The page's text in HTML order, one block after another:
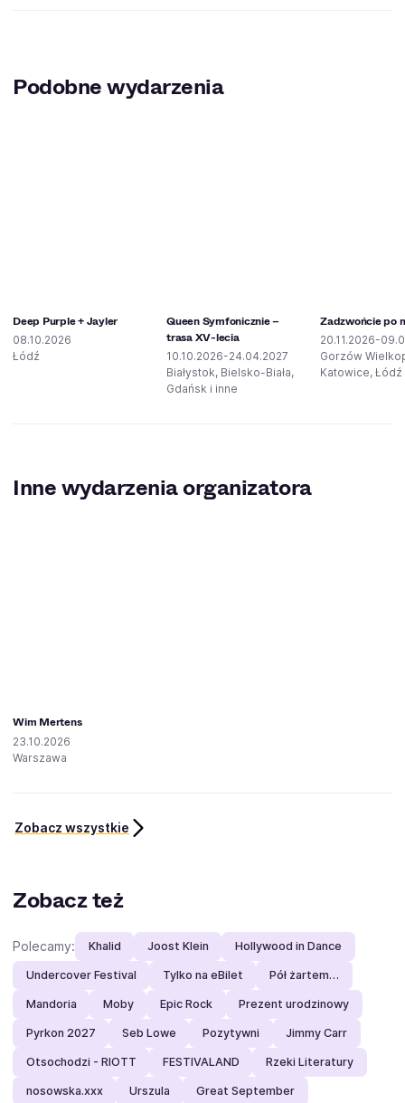
Podobne wydarzenia
Deep Purple + Jayler
08.10.2026
Łódź
Queen Symfonicznie –
trasa XV-lecia
10.10.2026-24.04.2027
Białystok, Bielsko-Biała,
Gdańsk i inne
Zadzwońcie po
20.11.2026-
Gorzów
Katowice, Łódź
Inne wydarzenia organizatora
Wim Mertens
23.10.2026
Warszawa
Zobacz wszystkie
Zobacz też
Polecamy: Khalid Joost Klein Hollywood in Dance
Undercover Festival Tylko na eBilet Pół żartem…
Mandoria Moby Epic Rock Prezent urodzinowy
Pyrkon 2027 Seb Lowe Pozytywni Jimmy Carr
Otsochodzi - RIOTT FESTIVALAND Rzeki Literatury
nosowska.xxx Urszula Great September